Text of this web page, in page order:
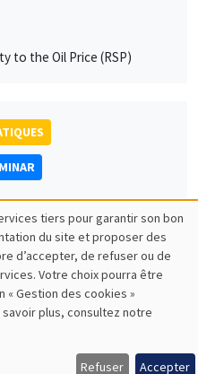
to the Oil Price (RSP)
tiers pour garantir son bon
du site et proposer des
d’accepter, de refuser ou de
Votre choix pourra être
« Gestion des cookies »
plus, consultez notre
Refuser Accepter